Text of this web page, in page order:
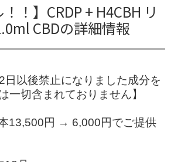
！！】CRDP + H4CBH リ
CBDの詳細情報
日以後禁止になりました成分を
一切含まれておりません】
13,500円 → 6,000円でご提供